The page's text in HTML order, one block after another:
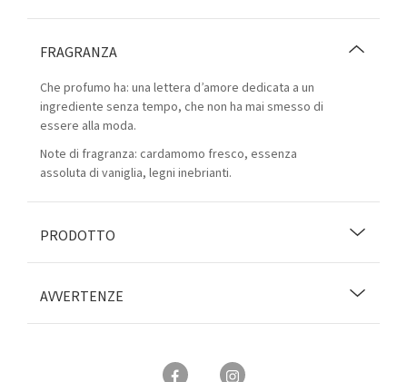
FRAGRANZA
Che profumo ha: una lettera d’amore dedicata a un
ingrediente senza tempo, che non ha mai smesso di
essere alla moda.
Note di fragranza: cardamomo fresco, essenza
assoluta di vaniglia, legni inebrianti.
PRODOTTO
AVVERTENZE